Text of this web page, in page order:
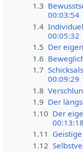
1.3
00:03:54
1.4
00:05:32
1.5 Der
1.6
1.7
00:09:29
1.8
1.9 Der
1.10 Der
00:13:18
1.11
1.12